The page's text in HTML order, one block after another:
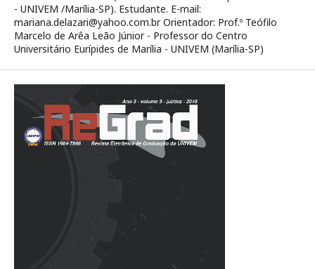
- UNIVEM /Marília-SP). Estudante. E-mail:
mariana.delazari@yahoo.com.br Orientador: Prof.º Teófilo
Marcelo de Arêa Leão Júnior - Professor do Centro
Universitário Eurípides de Marília - UNIVEM (Marília-SP)